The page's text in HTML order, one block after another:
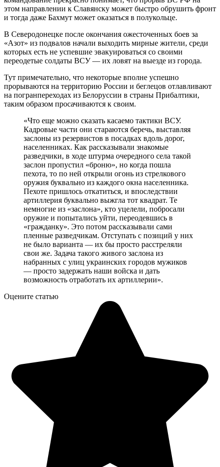
этом направлении к Славянску может быстро обрушить фронт
и тогда даже Бахмут может оказаться в полукольце.
В Северодонецке после окончания ожесточенных боев за
«Азот» из подвалов начали выходить мирные жители, среди
которых есть не успевшие эвакуироваться со своими
переодетые солдаты ВСУ — их ловят на выезде из города.
Тут примечательно, что некоторые вполне успешно
прорываются на территорию России и беглецов отлавливают
на погранпереходах из Белоруссии в страны Прибалтики,
таким образом просачиваются к своим.
«Что еще можно сказать касаемо тактики ВСУ.
Кадровые части они стараются беречь, выставляя
заслоны из резервистов в посадках вдоль дорог,
населенниках. Как рассказывали знакомые
разведчики, в ходе штурма очередного села такой
заслон пропустил «броню», но когда пошла
пехота, то по ней открыли огонь из стрелкового
оружия буквально из каждого окна населенника.
Пехоте пришлось откатиться, и впоследствии
артиллерия буквально выжгла тот квадрат. Те
немногие из «заслона», кто уцелели, побросали
оружие и попытались уйти, переодевшись в
«гражданку». Это потом рассказывали сами
пленные разведчикам. Отступать с позиций у них
не было варианта — их бы просто расстреляли
свои же. Задача такого живого заслона из
набранных с улиц украинских городов мужиков
— просто задержать наши войска и дать
возможность отработать их артиллерии».
Оцените статью